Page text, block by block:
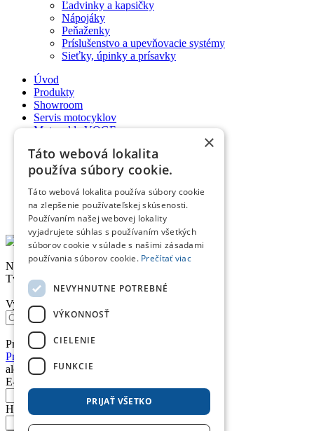
Ľadvinky a kapsičky
Nápojáky
Peňaženky
Príslušenstvo a upevňovacie systémy
Sieťky, úpinky a prísavky
Úvod
Produkty
Showroom
Servis motocyklov
Motocykle VOGE
Poradňa
Kontakt
Doprava a platba
Obchodné podmienky
Reklamačný poriadok
Nákupný košík
Tvoj nákupný košík je prázdny. Nie je to škoda?
Vyhľadávanie
Prihlásenie
Prihlásiť sa účtom Google
alebo
E-mail *
Heslo *
×
Táto webová lokalita
používa súbory cookie.
Táto webová lokalita používa súbory cookie
na zlepšenie používateľskej skúsenosti.
Používaním našej webovej lokality
vyjadrujete súhlas s používaním všetkých
súborov cookie v súlade s našimi zásadami
používania súborov cookie. Prečítať viac
NEVYHNUTNE POTREBNÉ
VÝKONNOSŤ
CIELENIE
FUNKCIE
PRIJAŤ VŠETKO